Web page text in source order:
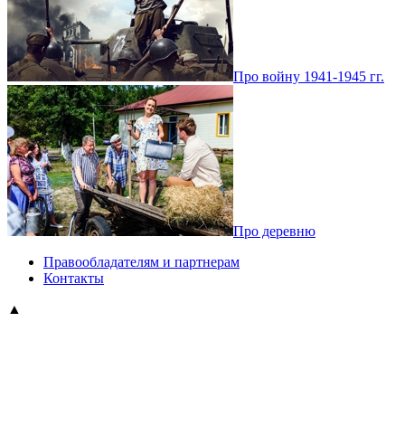
Про войну 1941-1945 гг.
Про деревню
Правообладателям и партнерам
Контакты
▲